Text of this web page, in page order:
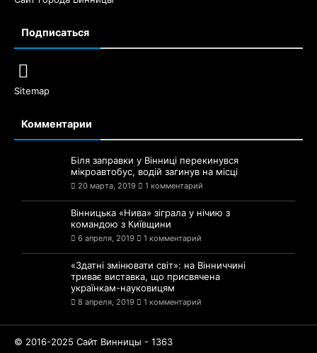
Подписаться
Sitemap
Комментарии
Біля заправки у Вінниці перекинувся
мікроавтобус, водій загинув на місці
20 марта, 2019 1 комментарий
Вінницька «Нива» зіграла у нічию з
командою з Київщини
6 апреля, 2019 1 комментарий
«Здатні змінювати світ»: на Вінниччині
триває виставка, що присвячена
українкам-науковицям
8 апреля, 2019 1 комментарий
© 2016-2025 Сайт Винницы - 1363